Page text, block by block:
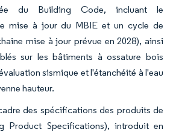
du Building Code, incluant le
mise à jour du MBIE et un cycle de
mise à jour prévue en 2028), ainsi
sur les bâtiments à ossature bois
sismique et l'étanchéité à l'eau
hauteur.
des spécifications des produits de
Product Specifications), introduit en